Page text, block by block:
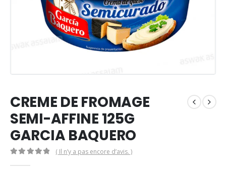
CREME DE FROMAGE
SEMI-AFFINE 125G
GARCIA BAQUERO
( Il n’y a pas encore d’avis. )